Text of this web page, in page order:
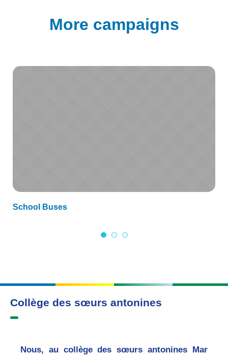
More campaigns
School Buses
Collège des sœurs antonines
Nous, au collège des sœurs antonines Mar